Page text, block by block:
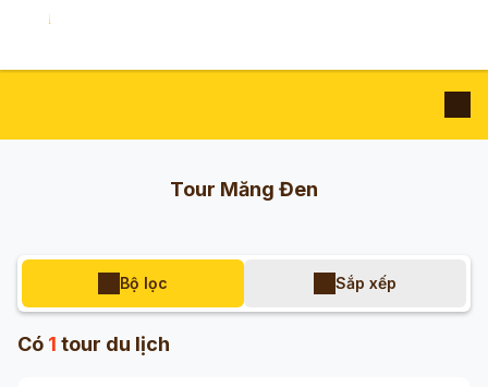
Tour Măng Đen
Bộ lọc Sắp xếp
Có 1 tour du lịch